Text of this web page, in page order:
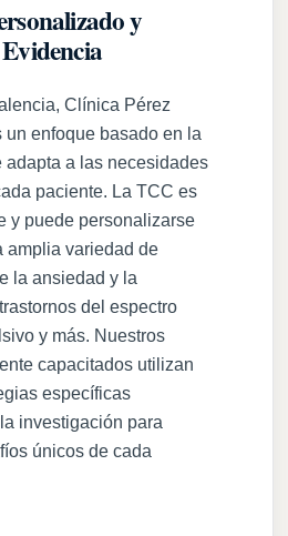
y
Clínica Pérez
enfoque basado en la
adapta a las necesidades
paciente. La TCC es
y puede personalizarse
amplia variedad de
la ansiedad y la
del espectro
y más. Nuestros
capacitados utilizan
específicas
investigación para
únicos de cada